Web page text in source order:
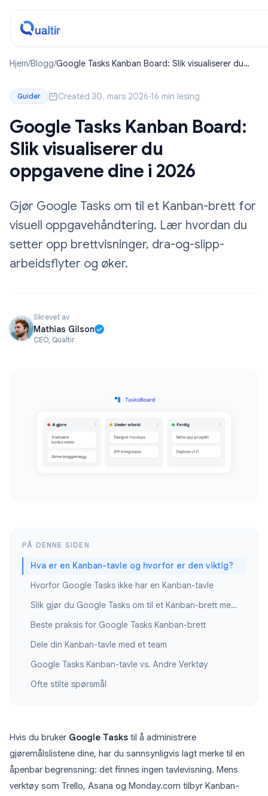
Hjem/Blogg/Google Tasks Kanban Board: Slik visualiserer du
Guider Created 30. mars 2026·16 min lesing
Google Tasks Kanban Board:
Slik visualiserer du
oppgavene dine i 2026
Gjør Google Tasks om til et Kanban-brett for
visuell oppgavehåndtering. Lær hvordan du
setter opp brettvisninger, dra-og-slipp-
arbeidsflyter og øker.
Skrevet av
Mathias Gilson
CEO, Qualtir
PÅ DENNE SIDEN
Hva er en Kanban-tavle og hvorfor er den viktig?
Hvorfor Google Tasks ikke har en Kanban-tavle
Slik gjør du Google Tasks om til et Kanban-brett med TasksBoard
Beste praksis for Google Tasks Kanban-brett
Dele din Kanban-tavle med et team
Google Tasks Kanban-tavle vs. Andre Verktøy
Ofte stilte spørsmål
Hvis du bruker Google Tasks til å administrere
gjøremålslistene dine, har du sannsynligvis lagt merke til en
åpenbar begrensning: det finnes ingen tavlevisning. Mens
verktøy som Trello, Asana og Monday.com tilbyr Kanban-